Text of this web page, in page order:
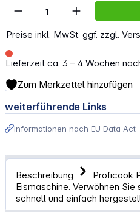
Preise inkl. MwSt. ggf. zzgl.
Lieferzeit ca. 3 – 4 Wochen
Artikel Anzahl: Gib
Zum Merkzettel hinzufügen
weiterführende Links
Informationen nach EU Data Act
Beschreibung
Proficook
Eismaschine. Verwöhnen
schnell und einfach